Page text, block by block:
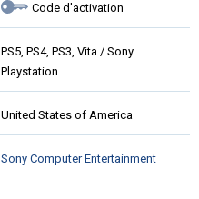
Code d'activation
PS5, PS4, PS3, Vita / Sony
Playstation
United States of America
Sony Computer Entertainment